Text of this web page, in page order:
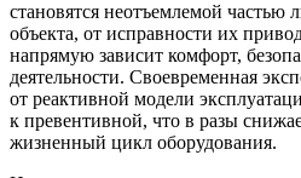
становятся неотъемлемой частью
объекта, от исправности их
напрямую зависит комфорт,
деятельности. Своевременная
от реактивной модели
к превентивной, что в разы
жизненный цикл оборудования.